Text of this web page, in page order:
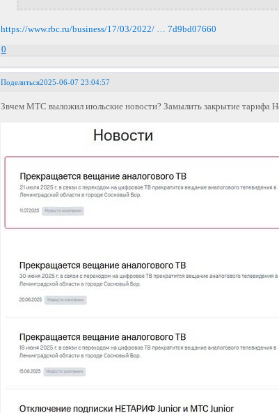
https://www.rbc.ru/business/17/03/2022/ … 7d9bd07660
0
Поделиться2025-06-07 23:04:57
Звчем МТС выложил июльские новости? Замылить закрытие тарифа